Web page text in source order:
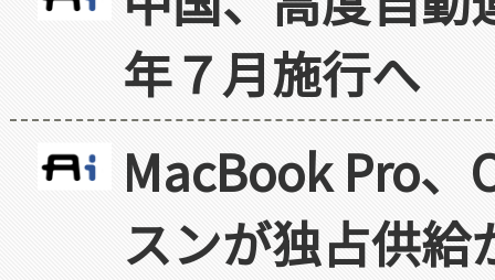
年７月施行へ
MacBook Pro
スンが独占供給